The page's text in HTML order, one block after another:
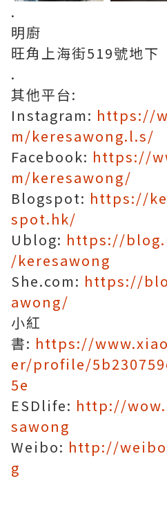
.
明廚
旺角上海街519號地下
.
其他平台:
Instagram: https://
m/keresawong.l.s/
Facebook: https://
m/keresawong/
Blogspot: https://
spot.hk/
Ublog: https://
/keresawong
She.com: https://
awong/
小紅
書: https://
er/profile/
5e
ESDlife: http://
sawong
Weibo: http://
g